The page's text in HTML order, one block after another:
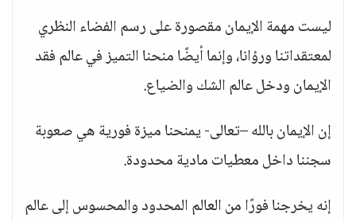
ليست مهمة الإيمان مقصورة على رسم الفضاء النظري
لمعتقداتنا ورؤانا، وإنما أيضًا منحنا التميز في عالم فقد
الإيمان ودخل عالم الشك والضياع.
إن الإيمان بالله –تعالى- يمنحنا ميزة فورية هي صعوبة
سجننا داخل معطيات مادية محدودة.
إنه يخرجنا فورًا من العالم المحدود والمحسوس إلى عالم